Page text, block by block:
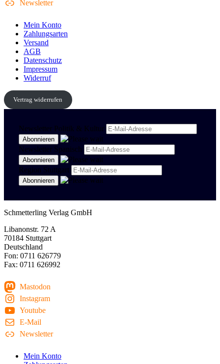
Newsletter
Mein Konto
Zahlungsarten
Versand
AGB
Datenschutz
Impressum
Widerruf
Vertrag widerrufen
Newsletter Politik & Kultur
Newsletter Spanisch
Region Stuttgart
Schmetterling Verlag GmbH
Libanonstr. 72 A
70184 Stuttgart
Deutschland
Fon: 0711 626779
Fax: 0711 626992
Mastodon
Instagram
Youtube
E-Mail
Newsletter
Mein Konto